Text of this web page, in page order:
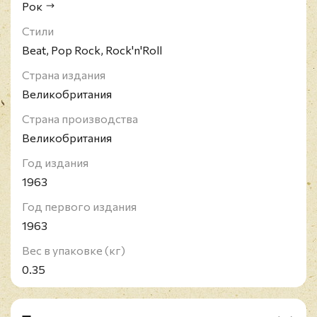
Рок
Стили
Beat, Pop Rock, Rock'n'Roll
Страна издания
Великобритания
Страна производства
Великобритания
Год издания
1963
Год первого издания
1963
Вес в упаковке (кг)
0.35